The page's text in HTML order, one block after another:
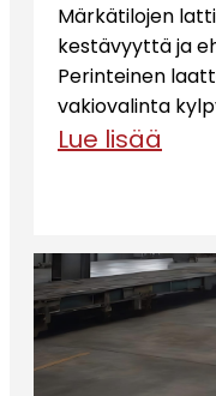
Märkätilojen
kestävyyttä ja
Perinteinen
vakiovalinta
Lue lisää